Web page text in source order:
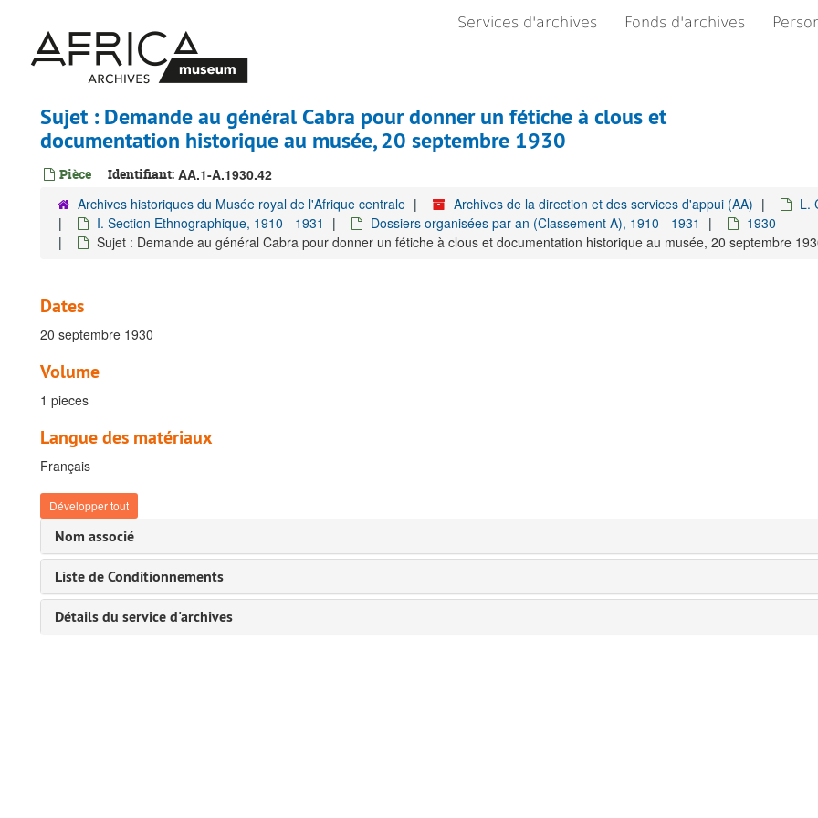
contenu
principal
Services d'archives Fonds d'archives
Sujet : Demande au général Cabra pour donner un fétiche à clous et
documentation historique au musée, 20 septembre 1930
Pièce Identifiant: AA.1-A.1930.42
Archives historiques du Musée royal de l'Afrique centrale Archives de la direction et des services d'appui (AA)
L.
I. Section Ethnographique, 1910 - 1931
Dossiers organisées par an (Classement A), 1910 - 1931
1930
Sujet : Demande au général Cabra pour donner un fétiche à clous et documentation historique au musée, 20 septembre
Dates
20 septembre 1930
Volume
1 pieces
Langue des matériaux
Français
Développer tout
Nom associé
Liste de Conditionnements
Détails du service d'archives